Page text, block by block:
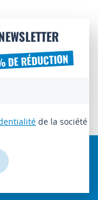
DE RÉDUCTION
de la société